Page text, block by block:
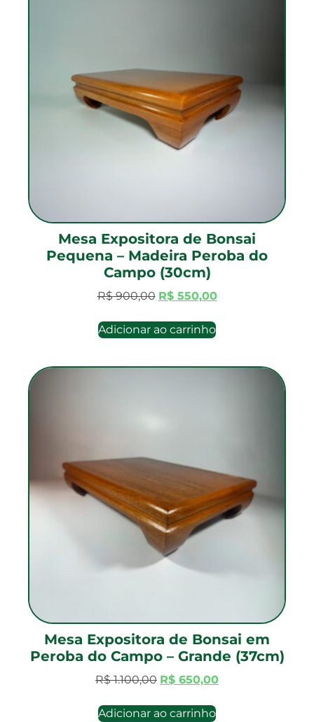
Mesa Expositora de Bonsai
Pequena – Madeira Peroba do
Campo (30cm)
R$900,00 R$550,00
Adicionar ao carrinho
Mesa Expositora de Bonsai em
Peroba do Campo – Grande (37cm)
R$1.100,00 R$ 650,00
Adicionar ao carrinho